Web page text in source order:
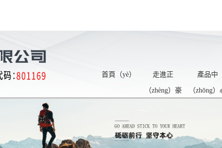
首頁（yè） 走進正
（zhèng）豪
產品中
（zhōng）